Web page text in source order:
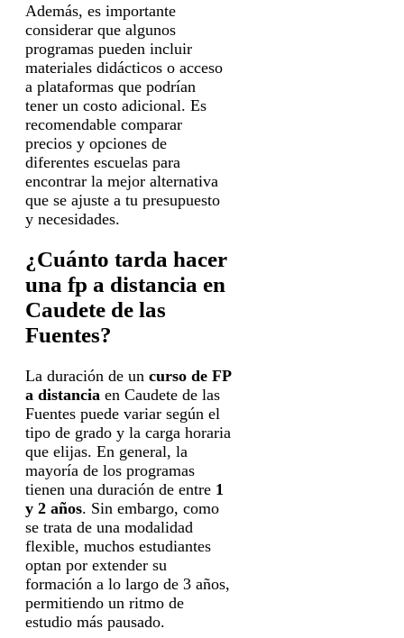
Además, es importante
considerar que algunos
programas pueden incluir
materiales didácticos o acceso
a plataformas que podrían
tener un costo adicional. Es
recomendable comparar
precios y opciones de
diferentes escuelas para
encontrar la mejor alternativa
que se ajuste a tu presupuesto
y necesidades.
¿Cuánto tarda hacer
una fp a distancia en
Caudete de las
Fuentes?
La duración de un curso de FP
a distancia en Caudete de las
Fuentes puede variar según el
tipo de grado y la carga horaria
que elijas. En general, la
mayoría de los programas
tienen una duración de entre 1
y 2 años. Sin embargo, como
se trata de una modalidad
flexible, muchos estudiantes
optan por extender su
formación a lo largo de 3 años,
permitiendo un ritmo de
estudio más pausado.